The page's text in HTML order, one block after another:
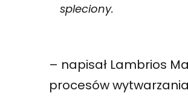
spleciony.
– napisał Lambrios
procesów